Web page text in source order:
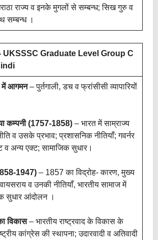
राज्य व इनके मुगलों से सम्बन्ध; सिख गुरु व
सम्बन्ध ।
UKSSSC Graduate Level Group C
में आगमन– पुर्तगाली, डच व फ्रांसीसी व्यापारियों
कम्पनी (1757-1858) – भारत में साम्राज्य
व उसके प्रभाव; प्रशासनिक नीतियाँ; गवर्नर
व अन्य एक्ट; सामाजिक सुधार।
1947) – 1857 का विद्रोह- कारण, मुख्य
व उनकी नीतियाँ, भारतीय सामाज में
सुधार आंदोलन ।
विकास– भारतीय राष्ट्रवाद के विकास के
कांग्रेस की स्थापना; उदारवादी व अतिवादी